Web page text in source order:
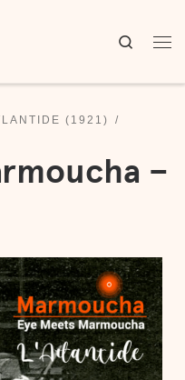
Search
(1921)
–